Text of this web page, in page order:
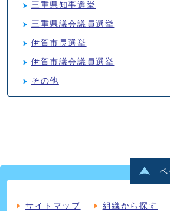
三重県知事選挙
三重県議会議員選挙
伊賀市長選挙
伊賀市議会議員選挙
その他
ペ
サイトマップ 組織から探す